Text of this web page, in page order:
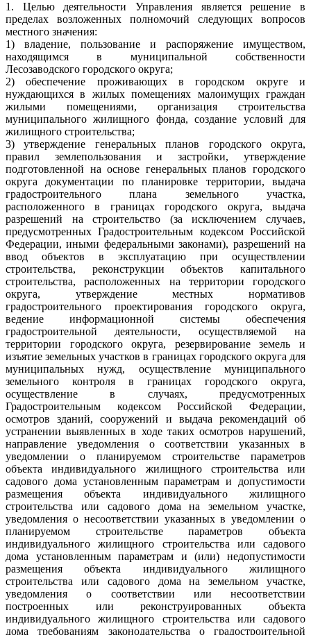
1. Целью деятельности Управления является решение в
пределах возложенных полномочий следующих вопросов
местного значения:
1) владение, пользование и распоряжение имуществом,
находящимся в муниципальной собственности
Лесозаводского городского округа;
2) обеспечение проживающих в городском округе и
нуждающихся в жилых помещениях малоимущих граждан
жилыми помещениями, организация строительства
муниципального жилищного фонда, создание условий для
жилищного строительства;
3) утверждение генеральных планов городского округа,
правил землепользования и застройки, утверждение
подготовленной на основе генеральных планов городского
округа документации по планировке территории, выдача
градостроительного плана земельного участка,
расположенного в границах городского округа, выдача
разрешений на строительство (за исключением случаев,
предусмотренных Градостроительным кодексом Российской
Федерации, иными федеральными законами), разрешений на
ввод объектов в эксплуатацию при осуществлении
строительства, реконструкции объектов капитального
строительства, расположенных на территории городского
округа, утверждение местных нормативов
градостроительного проектирования городского округа,
ведение информационной системы обеспечения
градостроительной деятельности, осуществляемой на
территории городского округа, резервирование земель и
изъятие земельных участков в границах городского округа для
муниципальных нужд, осуществление муниципального
земельного контроля в границах городского округа,
осуществление в случаях, предусмотренных
Градостроительным кодексом Российской Федерации,
осмотров зданий, сооружений и выдача рекомендаций об
устранении выявленных в ходе таких осмотров нарушений,
направление уведомления о соответствии указанных в
уведомлении о планируемом строительстве параметров
объекта индивидуального жилищного строительства или
садового дома установленным параметрам и допустимости
размещения объекта индивидуального жилищного
строительства или садового дома на земельном участке,
уведомления о несоответствии указанных в уведомлении о
планируемом строительстве параметров объекта
индивидуального жилищного строительства или садового
дома установленным параметрам и (или) недопустимости
размещения объекта индивидуального жилищного
строительства или садового дома на земельном участке,
уведомления о соответствии или несоответствии
построенных или реконструированных объекта
индивидуального жилищного строительства или садового
дома требованиям законодательства о градостроительной